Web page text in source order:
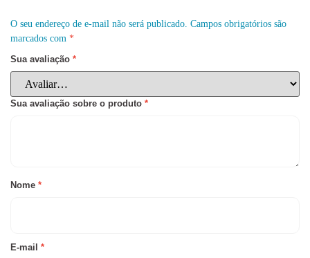
O seu endereço de e-mail não será publicado. Campos obrigatórios são
marcados com *
Sua avaliação *
Sua avaliação sobre o produto *
Nome *
E-mail *